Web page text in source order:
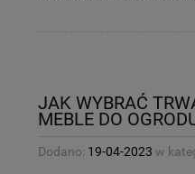
JAK WYBRAĆ
MEBLE DO
Dodano: 19-04-2023 w